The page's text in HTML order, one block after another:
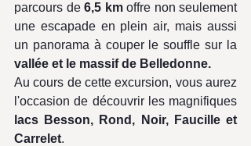
parcours de 6,5 km offre non seulement
une escapade en plein air, mais aussi
vallée et le massif de Belledonne.
Au cours de cette excursion, vous aurez
lacs Besson, Rond, Noir, Faucille et
Carrelet.